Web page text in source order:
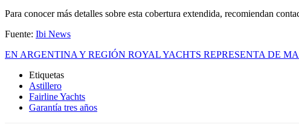
Para conocer más detalles sobre esta cobertura extendida, recomiendan
Fuente: Ibi News
EN ARGENTINA Y REGIÓN ROYAL YACHTS REPRESENTA DE
Etiquetas
Astillero
Fairline Yachts
Garantía tres años